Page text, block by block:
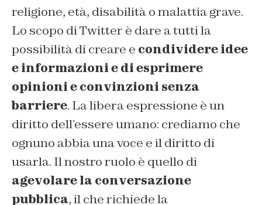
religione, età, disabilità o malattia grave.
Lo scopo di Twitter è dare a tutti la
possibilità di creare e condividere idee
e informazioni e di esprimere
opinioni e convinzioni senza
barriere. La libera espressione è un
diritto dell’essere umano: crediamo che
ognuno abbia una voce e il diritto di
usarla. Il nostro ruolo è quello di
agevolare la conversazione
pubblica, il che richiede la